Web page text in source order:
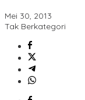
Mei 30, 2013
Tak Berkategori